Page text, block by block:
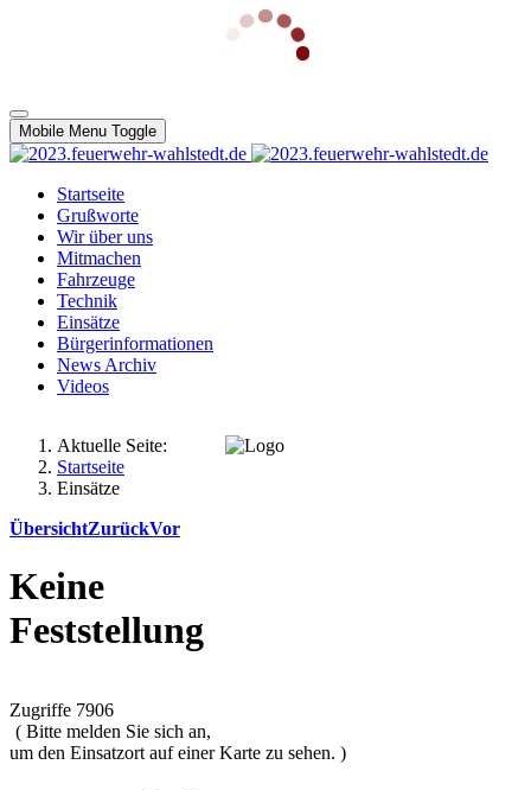
Mobile Menu Toggle
Startseite
Grußworte
Wir über uns
Mitmachen
Fahrzeuge
Technik
Einsätze
Bürgerinformationen
News Archiv
Videos
Aktuelle Seite:
Startseite
Einsätze
ÜbersichtZurückVor
Keine
Feststellung
Zugriffe 7906
( Bitte melden Sie sich an,
um den Einsatzort auf einer Karte zu sehen. )